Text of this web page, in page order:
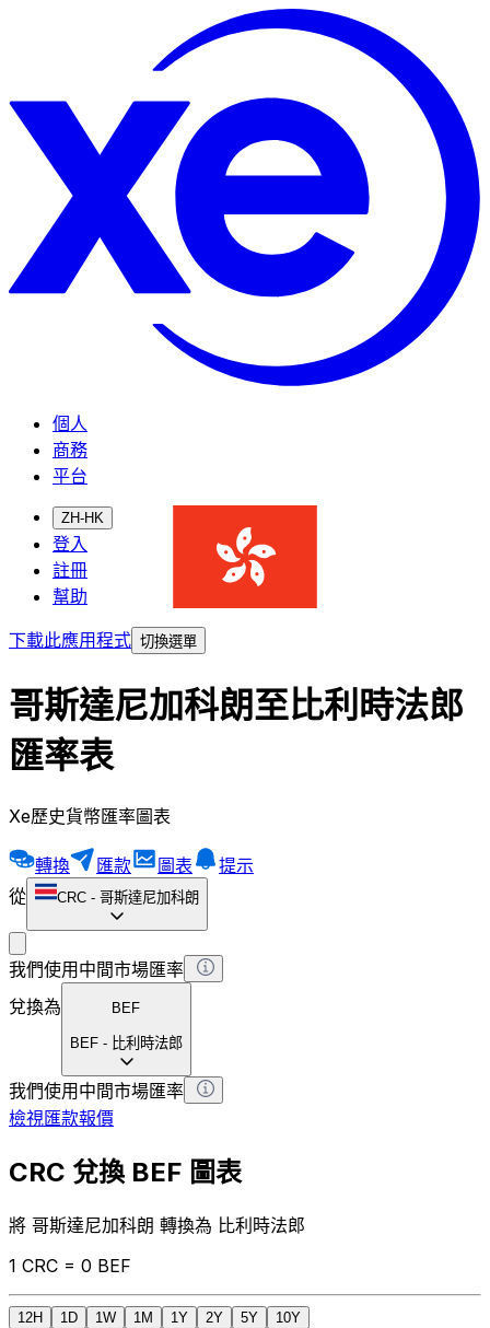
個人
商務
平台
ZH-HK
登入
註冊
幫助
下載此應用程式 切換選單
哥斯達尼加科朗至比利時法郎
匯率表
Xe歷史貨幣匯率圖表
轉換 匯款 圖表
提示
從
CRC - 哥斯達尼加科朗
我們使用中間市場匯率
兌換為
BEF
BEF - 比利時法郎
我們使用中間市場匯率
檢視匯款報價
CRC 兌換 BEF 圖表
將 哥斯達尼加科朗 轉換為 比利時法郎
1 CRC = 0 BEF
12H 1D 1W 1M 1Y 2Y 5Y 10Y